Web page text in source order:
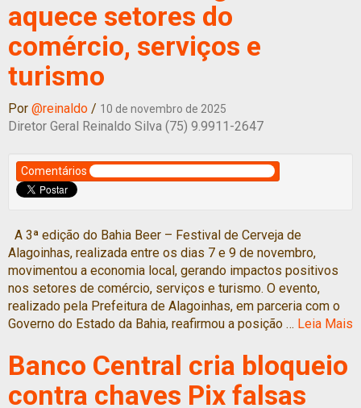
aquece setores do
comércio, serviços e
turismo
Por @reinaldo / 10 de novembro de 2025
Diretor Geral Reinaldo Silva (75) 9.9911-2647
Comentários
A 3ª edição do Bahia Beer – Festival de Cerveja de
Alagoinhas, realizada entre os dias 7 e 9 de novembro,
movimentou a economia local, gerando impactos positivos
nos setores de comércio, serviços e turismo. O evento,
realizado pela Prefeitura de Alagoinhas, em parceria com o
Governo do Estado da Bahia, reafirmou a posição … Leia Mais
Banco Central cria bloqueio
contra chaves Pix falsas